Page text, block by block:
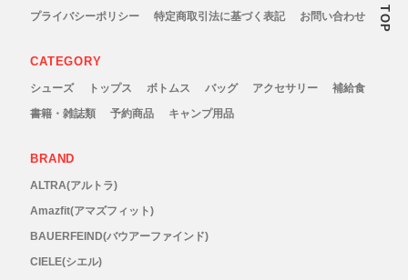
プライバシーポリシー
特定商取引法に基づく表記 お問い合わせ
CATEGORY
シューズ トップス ボトムス バッグ アクセサリー
補給食
書籍・雑誌類
予約商品 キャンプ用品
BRAND
ALTRA(アルトラ)
Amazfit(アマズフィット)
BAUERFEIND(バウアーファインド)
CIELE(シエル)
TOP